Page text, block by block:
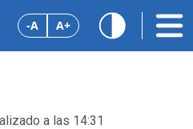
-A A+
a las 14:31